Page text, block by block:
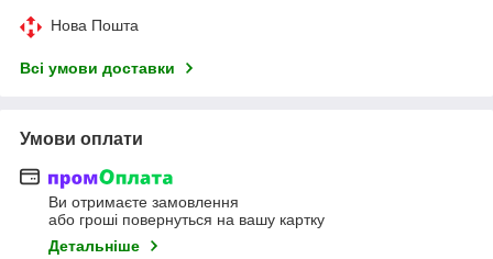
Нова Пошта
Всі умови доставки
Умови оплати
Ви отримаєте замовлення
або гроші повернуться на вашу картку
Детальніше